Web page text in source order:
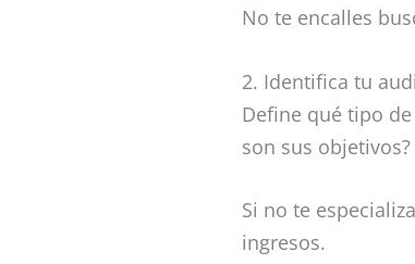
No te encalles
2. Identifica tu
Define qué tipo
son sus
Si no te
ingresos.